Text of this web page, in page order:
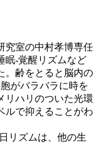
究室の中村孝博専任
眠-覚醒リズムなど
。齢をとると脳内の
がバラバラに時を
リハリのついた光環
ルで抑えることがわ
リズムは、他の生